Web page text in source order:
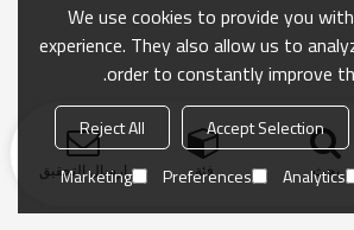
بحث فئة ارسال التحقيق
We use cookies to provide you
experience. They also allow us to
order to constantly improve
Accept Selection
Reject All
Analytics
Preferences
Marketing